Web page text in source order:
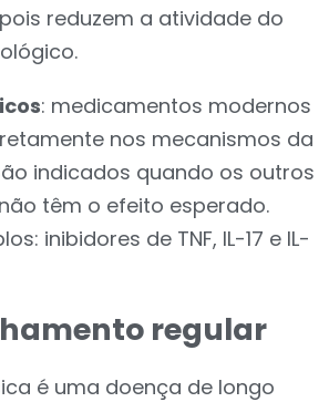
reduzem a atividade do
: medicamentos modernos
nos mecanismos da
indicados quando os outros
têm o efeito esperado.
inibidores de TNF, IL-17 e IL-
regular
é uma doença de longo